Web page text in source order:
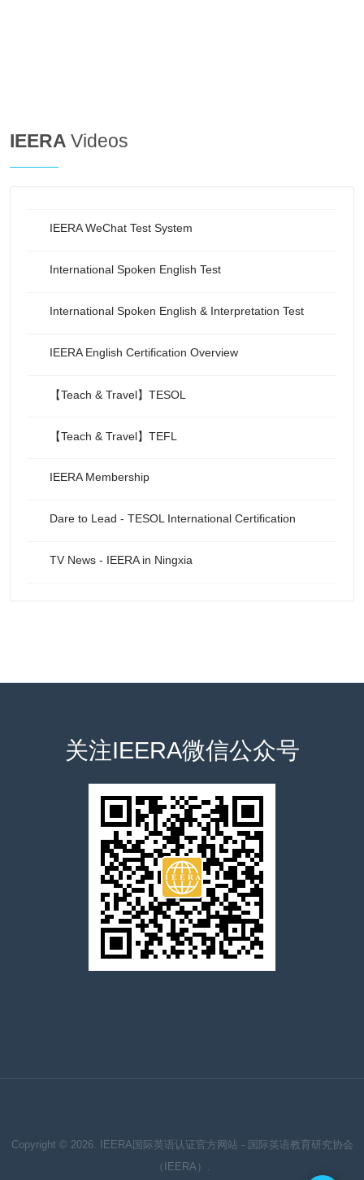
IEERA Videos
IEERA WeChat Test System
International Spoken English Test
International Spoken English & Interpretation Test
IEERA English Certification Overview
【Teach & Travel】TESOL
【Teach & Travel】TEFL
IEERA Membership
Dare to Lead - TESOL International Certification
TV News - IEERA in Ningxia
关注IEERA微信公众号
Copyright © 2026. IEERA国际英语认证官方网站 - 国际英语教育研究协会
（IEERA）.